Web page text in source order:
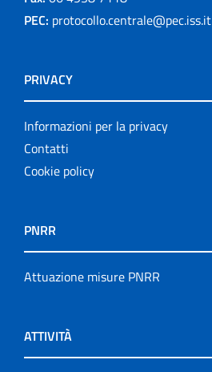
PEC: protocollo.centrale@pec.iss.it
PRIVACY
Informazioni per la privacy
Contatti
Cookie policy
PNRR
Attuazione misure PNRR
ATTIVITÀ